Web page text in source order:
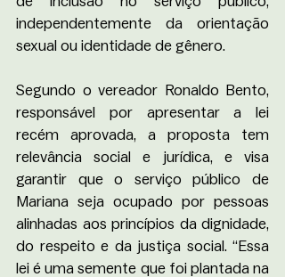
independentemente da orientação
sexual ou identidade de gênero.
Segundo o vereador Ronaldo Bento,
responsável por apresentar a lei
recém aprovada, a proposta tem
relevância social e jurídica, e visa
garantir que o serviço público de
Mariana seja ocupado por pessoas
alinhadas aos princípios da dignidade,
do respeito e da justiça social. “Essa
lei é uma semente que foi plantada na